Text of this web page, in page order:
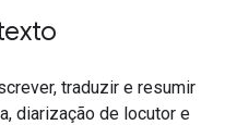
traduzir e resumir
diarização de locutor e